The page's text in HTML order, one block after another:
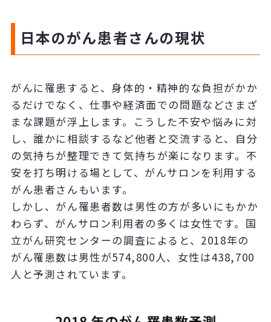
日本のがん患者さんの現状
がんに罹患すると、身体的・精神的な負担がかか
るだけでなく、仕事や経済面での問題などさまざ
まな課題が浮上します。こうした不安や悩みに対
し、誰かに相談するなど他者と交流すると、自分
の気持ちが整理できて気持ちが楽になります。不
安を打ち明ける場として、がんサロンを利用する
がん患者さんもいます。
しかし、がん罹患者数は男性の方が多いにもかか
わらず、がんサロン利用者の多くは女性です。国
立がん研究センターの調査によると、2018年の
がん罹患数は男性が574,800人、女性は438,700
人と予測されています。